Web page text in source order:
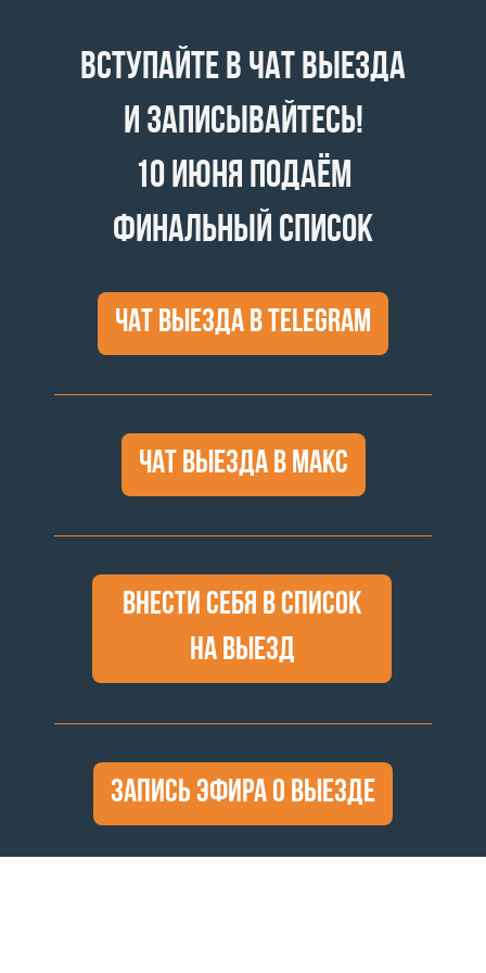
Вступайте в чат выезда
и записывайтесь!
10 июня подаём
финальный список
Чат выезда в telegram
Чат выезда в МАКС
Внести себя в список
на выезд
Запись эфира о выезде